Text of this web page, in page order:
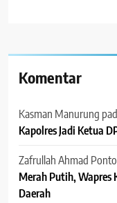
Komentar
Kasman Manurung
Kapolres Jadi Ketua
Zafrullah Ahmad
Merah Putih, Wapres
Daerah